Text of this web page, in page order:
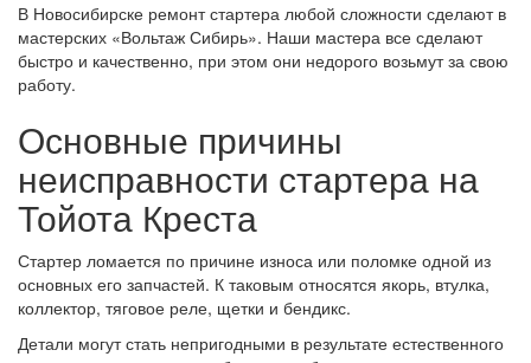
В Новосибирске ремонт стартера любой сложности сделают в
мастерских «Вольтаж Сибирь». Наши мастера все сделают
быстро и качественно, при этом они недорого возьмут за свою
работу.
Основные причины
неисправности стартера на
Тойота Креста
Стартер ломается по причине износа или поломке одной из
основных его запчастей. К таковым относятся якорь, втулка,
коллектор, тяговое реле, щетки и бендикс.
Детали могут стать непригодными в результате естественного